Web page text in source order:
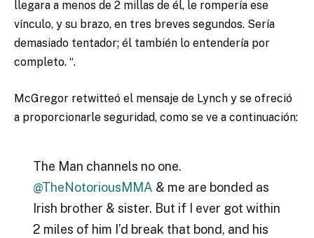
llegara a menos de 2 millas de él, le rompería ese
vínculo, y su brazo, en tres breves segundos. Sería
demasiado tentador; él también lo entendería por
completo. “.
McGregor retwitteó el mensaje de Lynch y se ofreció
a proporcionarle seguridad, como se ve a continuación:
The Man channels no one.
@TheNotoriousMMA & me are bonded as
Irish brother & sister. But if I ever got within
2 miles of him I’d break that bond, and his